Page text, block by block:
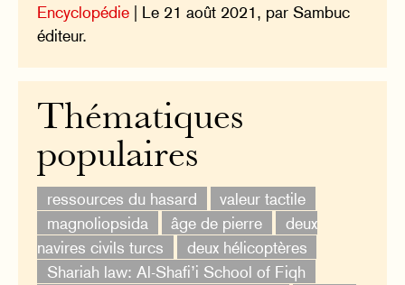
Encyclopédie | Le 21 août 2021, par Sambuc
éditeur.
Thématiques
populaires
ressources du hasard
valeur tactile
magnoliopsida
âge de pierre
deux
navires civils turcs
deux hélicoptères
Shariah law: Al-Shafi’i School of Fiqh